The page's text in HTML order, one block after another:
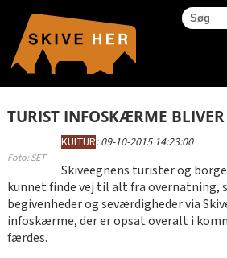
TURIST INFOSKÆRME
Foto: SET
KULTUR:09-10-2015 14:23:00
Skiveegnens turister og
kunnet finde vej til alt fra overnatning,
begivenheder og seværdigheder via
infoskærme, der er opsat overalt i
færdes.